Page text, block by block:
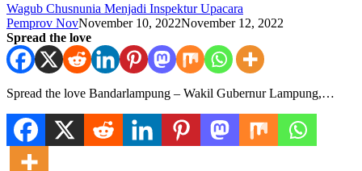
Wagub Chusnunia Menjadi Inspektur Upacara
Pemprov NovNovember 10, 2022November 12, 2022
Spread the love
Spread the love Bandarlampung – Wakil Gubernur Lampung,…